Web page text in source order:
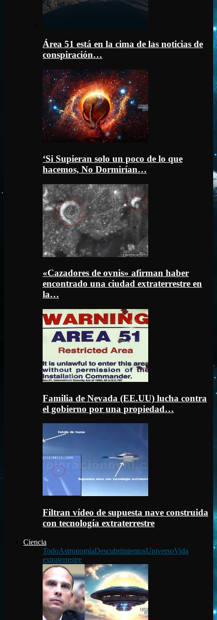
Área 51 está en la cima de las noticias de
conspiración…
‘Si Supieran solo un poco de lo que
hacemos, No Dormirían…
«Cazadores de ovnis» afirman haber
encontrado una ciudad extraterrestre en
la…
Familia de Nevada (EE.UU) lucha contra
el gobierno por una propiedad…
Filtran vídeo de supuesta nave construida
con tecnología extraterrestre
Ciencia
TodoAstronomíaDescubrimientosUniversoVida
extraterrestre